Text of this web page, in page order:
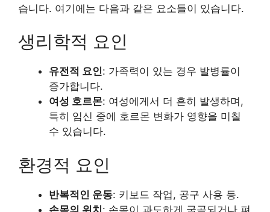
습니다. 여기에는 다음과 같은 요소들이 있습니다.
생리학적 요인
유전적 요인: 가족력이 있는 경우 발병률이
증가합니다.
여성 호르몬: 여성에게서 더 흔히 발생하며,
특히 임신 중에 호르몬 변화가 영향을 미칠
수 있습니다.
환경적 요인
반복적인 운동: 키보드 작업, 공구 사용 등.
손목의 위치: 손목이 과도하게 굴곡되거나 펴